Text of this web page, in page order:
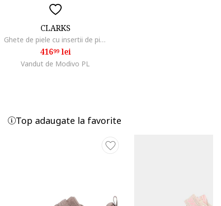
CLARKS
Ghete de piele cu insertii de piele intoarsa Prague, Maro taupe
41699lei
Vandut de Modivo PL
Top adaugate la favorite